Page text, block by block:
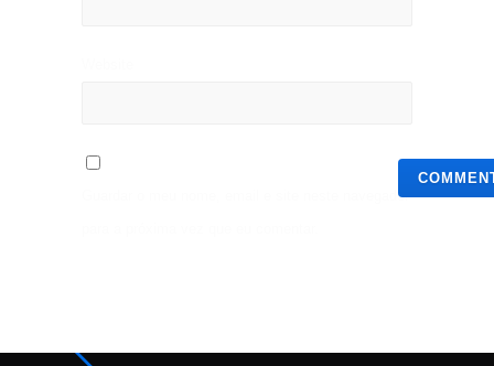
Guardar o meu nome, email e site neste navegador